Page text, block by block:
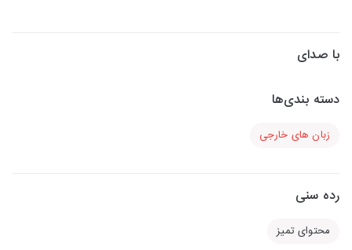
با صدای
دسته بندی‌ها
زبان های خارجی
رده سنی
محتوای تمیز